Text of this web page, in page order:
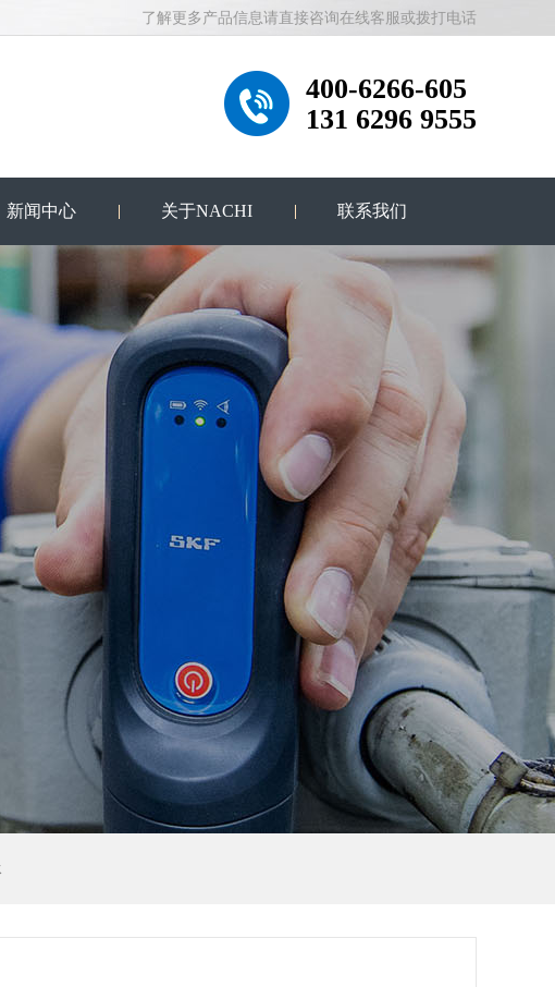
了解更多产品信息请直接咨询在线客服或拨打电话
400-6266-605
131 6296 9555
新闻中心 关于NACHI 联系我们